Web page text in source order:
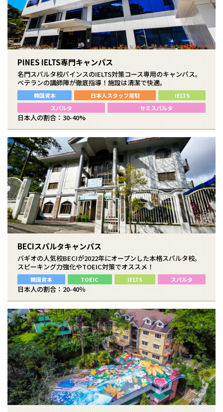
PINES IELTS専門キャンパス
名門スパルタ校パインスのIELTS対策コース専用のキャンパス。
ベテランの講師陣が徹底指導！施設は清潔で快適。
韓国資本 日本人スタッフ常駐
IELTS
スパルタ
セミスパルタ
日本人の割合：30-40%
BECIスパルタキャンパス
バギオの人気校BECIが2022年にオープンした本格スパルタ校。
スピーキング力強化やTOEIC対策でオススメ！
韓国資本 TOEIC IELTS スパルタ
日本人の割合：20-40％